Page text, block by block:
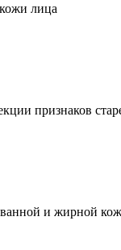
лица
признаков
и жирной